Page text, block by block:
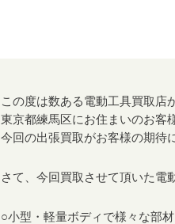
この度は数ある電動工具買取店
東京都練馬区にお住まいのお客
今回の出張買取がお客様の期待
さて、今回買取させて頂いた電
○小型・軽量ボディで様々な部